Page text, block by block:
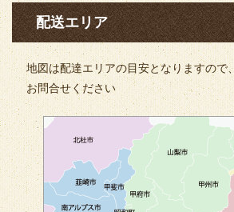
配送エリア
地図は配達エリアの目安となりますので
お問合せください